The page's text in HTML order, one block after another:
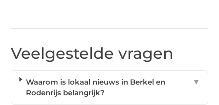
Veelgestelde vragen
Waarom is lokaal nieuws in Berkel en
Rodenrijs belangrijk?
▼